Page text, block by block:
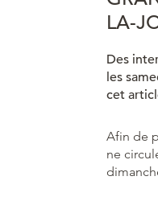
LA-
Des
les
cet
Afin de
ne